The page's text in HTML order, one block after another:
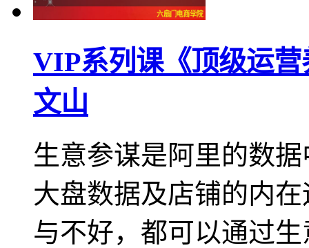
VIP系列课《顶级运
文山
生意参谋是阿里的数
大盘数据及店铺的内
与不好，都可以通过